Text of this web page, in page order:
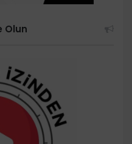
Olun